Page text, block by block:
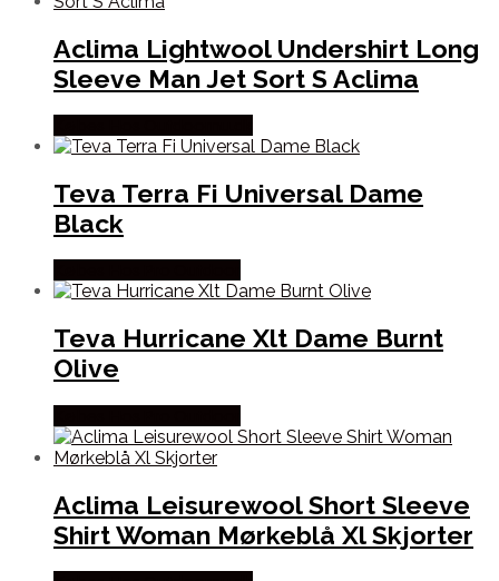
Aclima Lightwool Undershirt Long
Sleeve Man Jet Sort S Aclima
Teva Terra Fi Universal Dame
Black
Teva Hurricane Xlt Dame Burnt
Olive
Aclima Leisurewool Short Sleeve
Shirt Woman Mørkeblå Xl Skjorter